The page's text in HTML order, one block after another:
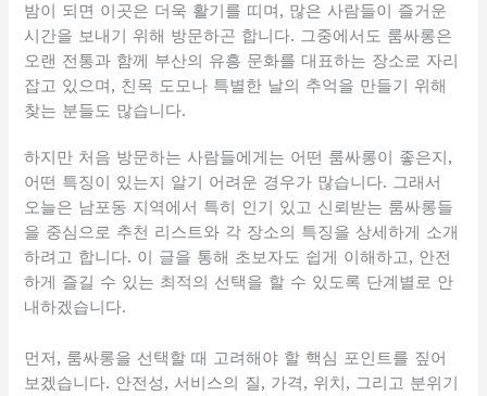
밤이 되면 이곳은 더욱 활기를 띠며, 많은 사람들이 즐거운
시간을 보내기 위해 방문하곤 합니다. 그중에서도 룸싸롱은
오랜 전통과 함께 부산의 유흥 문화를 대표하는 장소로 자리
잡고 있으며, 친목 도모나 특별한 날의 추억을 만들기 위해
찾는 분들도 많습니다.
하지만 처음 방문하는 사람들에게는 어떤 룸싸롱이 좋은지,
어떤 특징이 있는지 알기 어려운 경우가 많습니다. 그래서
오늘은 남포동 지역에서 특히 인기 있고 신뢰받는 룸싸롱들
을 중심으로 추천 리스트와 각 장소의 특징을 상세하게 소개
하려고 합니다. 이 글을 통해 초보자도 쉽게 이해하고, 안전
하게 즐길 수 있는 최적의 선택을 할 수 있도록 단계별로 안
내하겠습니다.
먼저, 룸싸롱을 선택할 때 고려해야 할 핵심 포인트를 짚어
보겠습니다. 안전성, 서비스의 질, 가격, 위치, 그리고 분위기